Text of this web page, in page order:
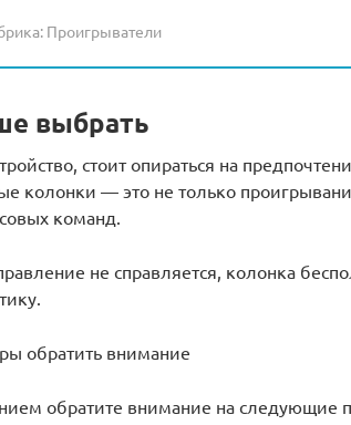
Проигрыватели
выбрать
стоит опираться на
колонки — это не только
команд.
не справляется, колонка
обратить внимание
обратите внимание на следующие